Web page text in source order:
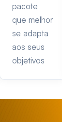
pacote
que melhor
se adapta
aos seus
objetivos